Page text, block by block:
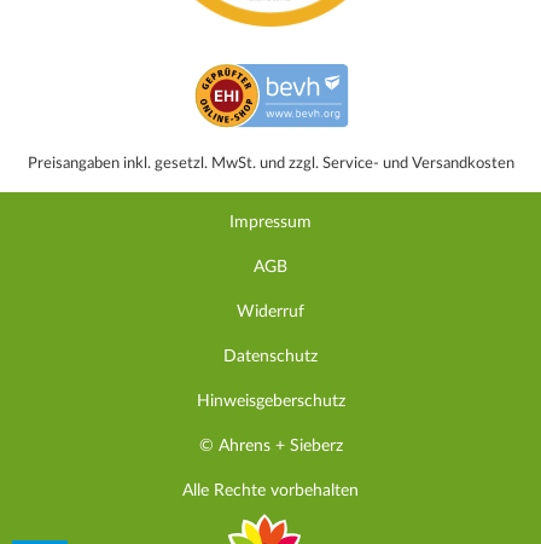
Preisangaben inkl. gesetzl. MwSt. und zzgl. Service- und Versandkosten
Impressum
AGB
Widerruf
Datenschutz
Hinweisgeberschutz
© Ahrens + Sieberz
Alle Rechte vorbehalten